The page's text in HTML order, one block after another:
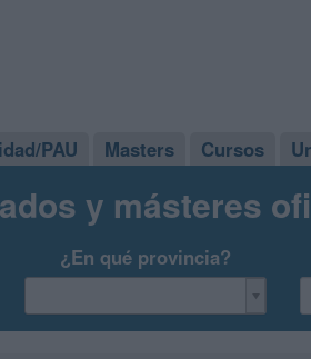
PAU Masters Cursos
y másteres
¿En qué provincia?